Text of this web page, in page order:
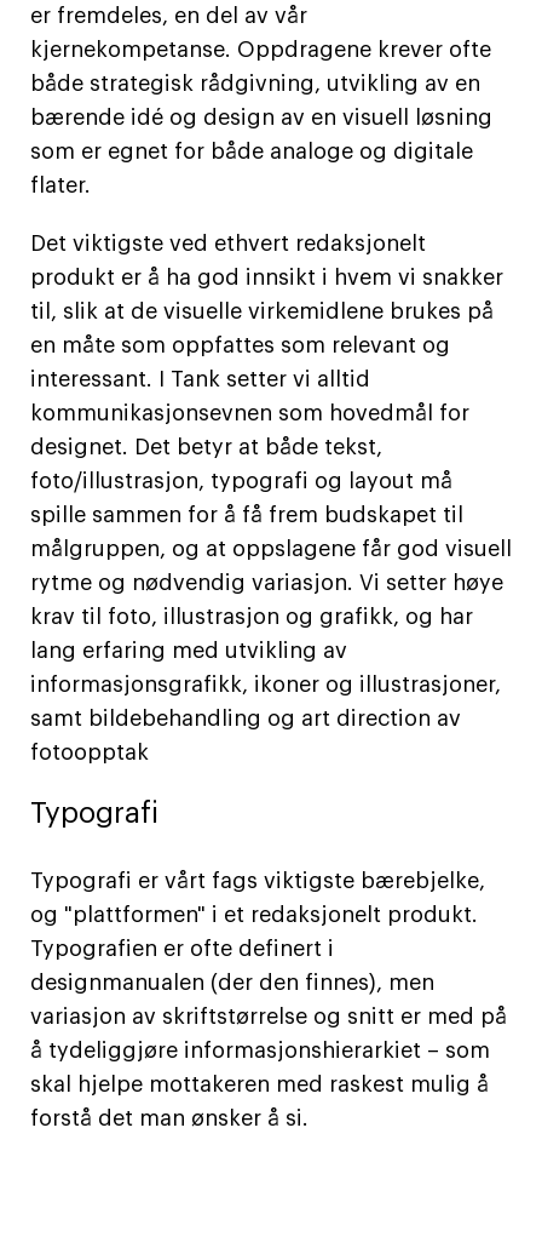
er fremdeles, en del av vår
kjernekompetanse. Oppdragene krever ofte
både strategisk rådgivning, utvikling av en
bærende idé og design av en visuell løsning
som er egnet for både analoge og digitale
flater.
Det viktigste ved ethvert redaksjonelt
produkt er å ha god innsikt i hvem vi snakker
til, slik at de visuelle virkemidlene brukes på
en måte som oppfattes som relevant og
interessant. I Tank setter vi alltid
kommunikasjonsevnen som hovedmål for
designet. Det betyr at både tekst,
foto/illustrasjon, typografi og layout må
spille sammen for å få frem budskapet til
målgruppen, og at oppslagene får god visuell
rytme og nødvendig variasjon. Vi setter høye
krav til foto, illustrasjon og grafikk, og har
lang erfaring med utvikling av
informasjonsgrafikk, ikoner og illustrasjoner,
samt bildebehandling og art direction av
fotoopptak
Typografi
Typografi er vårt fags viktigste bærebjelke,
og "plattformen" i et redaksjonelt produkt.
Typografien er ofte definert i
designmanualen (der den finnes), men
variasjon av skriftstørrelse og snitt er med på
å tydeliggjøre informasjonshierarkiet – som
skal hjelpe mottakeren med raskest mulig å
forstå det man ønsker å si.